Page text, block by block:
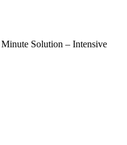
Solution – Intensive